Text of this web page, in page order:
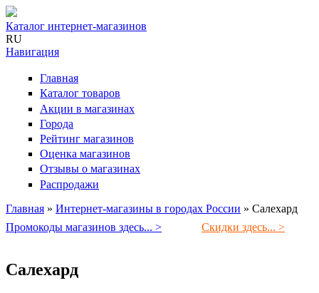
Каталог интернет-магазинов
RU
Навигация
Главная
Каталог товаров
Акции в магазинах
Города
Рейтинг магазинов
Оценка магазинов
Отзывы о магазинах
Распродажи
Вы здесь
Главная » Интернет-магазины в городах России » Салехард
Промокоды магазинов здесь... >
Скидки здесь... >
Салехард